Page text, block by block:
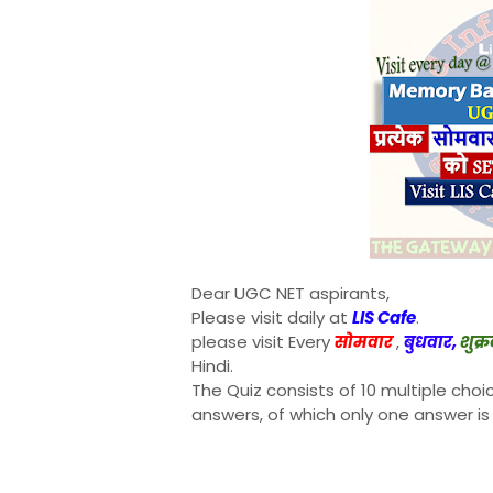
Dear UGC NET aspirants,
Please visit daily at LIS Cafe.
please visit Everyसोमवार,बुधवार,
Hindi.
The Quiz consists of 10 multiple
answers, of which only one answer